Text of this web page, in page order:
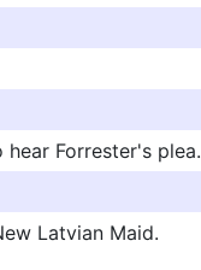
Forrester's plea.
Latvian Maid.